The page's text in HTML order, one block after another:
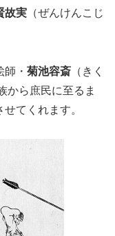
故実 （ぜんけんこじ
・ 菊池容斎 （きく
から庶民に至るま
てくれます。